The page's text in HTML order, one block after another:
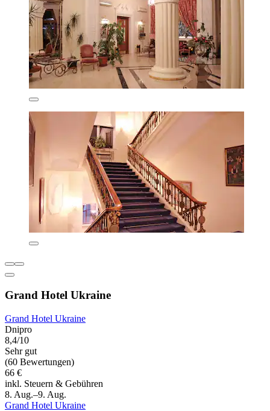
Grand Hotel Ukraine
Grand Hotel Ukraine
Dnipro
8,4/10
Sehr gut
(60 Bewertungen)
66 €
inkl. Steuern & Gebühren
8. Aug.–9. Aug.
Grand Hotel Ukraine